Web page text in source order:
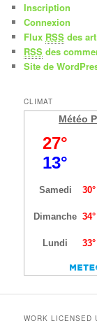
Inscription
Connexion
Flux RSS des
RSS des
Site de
CLIMAT
Météo
WORK LICENSED